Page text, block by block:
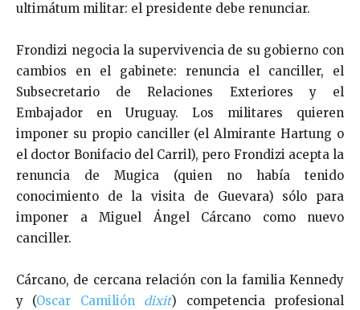
ultimátum militar: el presidente debe renunciar.
Frondizi negocia la supervivencia de su gobierno con
cambios en el gabinete: renuncia el canciller, el
Subsecretario de Relaciones Exteriores y el
Embajador en Uruguay. Los militares quieren
imponer su propio canciller (el Almirante Hartung o
el doctor Bonifacio del Carril), pero Frondizi acepta la
renuncia de Mugica (quien no había tenido
conocimiento de la visita de Guevara) sólo para
imponer a Miguel Ángel Cárcano como nuevo
canciller.
Cárcano, de cercana relación con la familia Kennedy
y (Oscar Camilión dixit) competencia profesional